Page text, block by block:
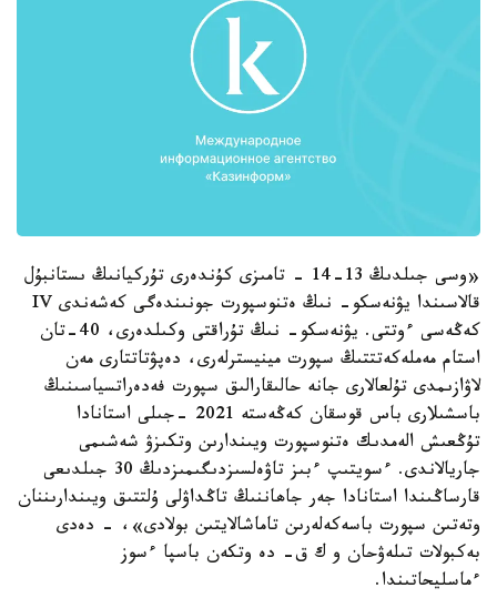
«وسى جىلدىڭ 13-14 - تامىزى كۇندەرى تۇركيانىڭ ىستانبۇل
قالاسىندا يۋنەسكو- نىڭ ەتنوسپورت جونىندەگى كەشەندى IV
كەڭەسى ءوتتى. يۋنەسكو- نىڭ تۇراقتى وكىلدەرى، 40-تان
استام مەملەكەتتتىڭ سپورت مينيسترلەرى، دەپۋتاتتارى مەن
لاۋازىمدى تۇلعالارى جانە حالىقارالىق سپورت فەدەراتسياسىنىڭ
باسشىلارى باس قوسقان كەڭەستە 2021 -جىلى استانادا
تۇڭعىش الەمدىك ەتنوسپورت ويىندارىن وتكىزۋ شەشىمى
جاريالاندى. ءسويتىپ ءبىز تاۋەلسىزدىگىمىزدىڭ 30 جىلدىعى
قارساڭىندا استانادا جەر جاھاننىڭ تاڭداۋلى ۇلتتىق ويىندارىننان
وتەتىن سپورت باسەكەلەرىن تاماشالايتىن بولادى»، - دەدى
بەكبولات تىلەۋحان و ك ق- دە وتكەن باسپا ءسوز
ءماسليحاتىندا.